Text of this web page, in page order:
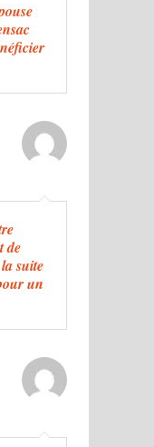
de
suite
un